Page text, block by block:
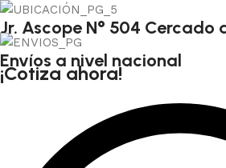
Jr. Ascope N° 504 Cercado
Envíos a nivel nacional
¡Cotiza ahora!